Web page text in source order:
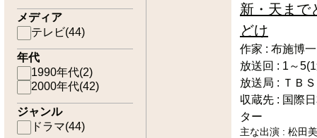
メディア
テレビ(44)
年代
1990年代(2)
2000年代(42)
ジャンル
ドラマ(44)
新・天まで
どけ
作家 : 布施博一
放送回 : 1～
放送局 : ＴＢＳ
収蔵先 : 国際
ター
主な出演 : 松田